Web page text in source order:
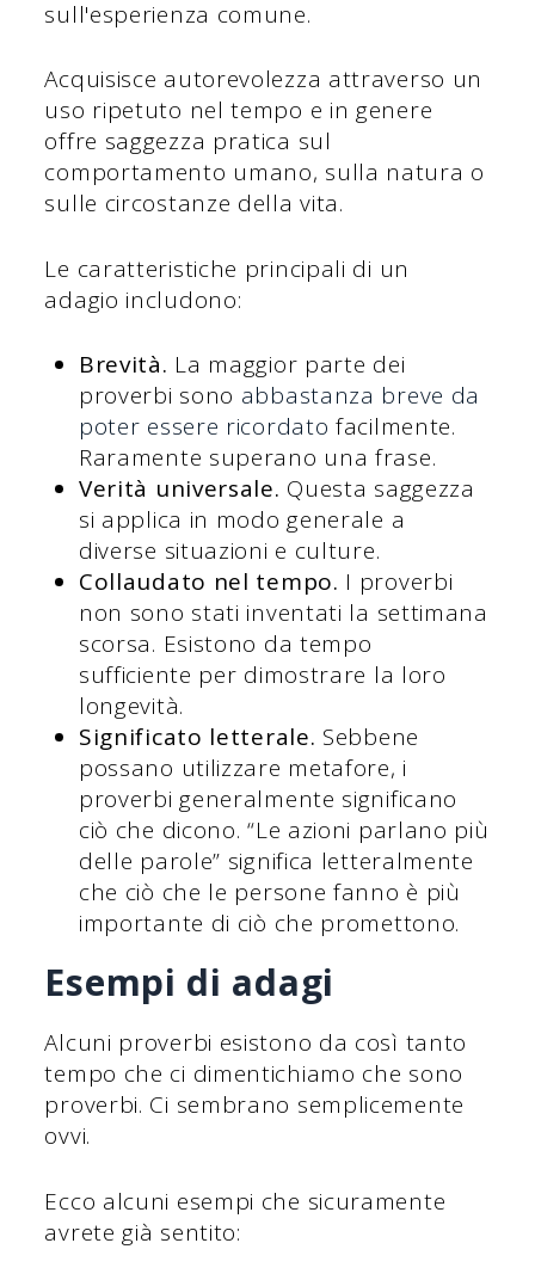
sull'esperienza comune.
Acquisisce autorevolezza attraverso un
uso ripetuto nel tempo e in genere
offre saggezza pratica sul
comportamento umano, sulla natura o
sulle circostanze della vita.
Le caratteristiche principali di un
adagio includono:
Brevità. La maggior parte dei
proverbi sono abbastanza breve da
poter essere ricordato facilmente.
Raramente superano una frase.
Verità universale. Questa saggezza
si applica in modo generale a
diverse situazioni e culture.
Collaudato nel tempo. I proverbi
non sono stati inventati la settimana
scorsa. Esistono da tempo
sufficiente per dimostrare la loro
longevità.
Significato letterale. Sebbene
possano utilizzare metafore, i
proverbi generalmente significano
ciò che dicono. “Le azioni parlano più
delle parole” significa letteralmente
che ciò che le persone fanno è più
importante di ciò che promettono.
Esempi di adagi
Alcuni proverbi esistono da così tanto
tempo che ci dimentichiamo che sono
proverbi. Ci sembrano semplicemente
ovvi.
Ecco alcuni esempi che sicuramente
avrete già sentito: